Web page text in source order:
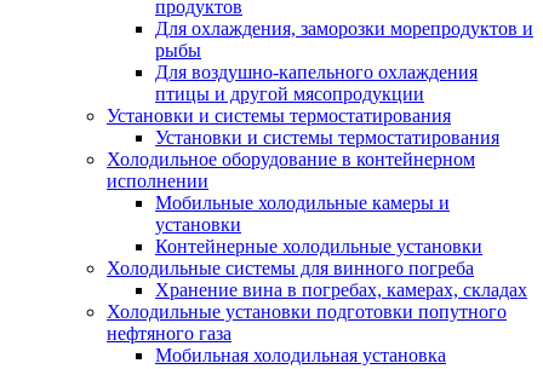
продуктов
Для охлаждения, заморозки морепродуктов и
рыбы
Для воздушно-капельного охлаждения
птицы и другой мясопродукции
Установки и системы термостатирования
Установки и системы термостатирования
Холодильное оборудование в контейнерном
исполнении
Мобильные холодильные камеры и
установки
Контейнерные холодильные установки
Холодильные системы для винного погреба
Хранение вина в погребах, камерах, складах
Холодильные установки подготовки попутного
нефтяного газа
Мобильная холодильная установка